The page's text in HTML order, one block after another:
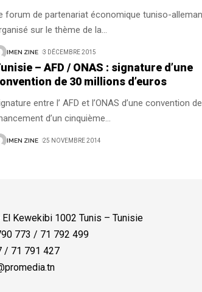
forum de partenariat économique tuniso-
sur le thème de la…
IMEN ZINE 3 DÉCEMBRE 2015
– AFD / ONAS : signature d’une
de 30 millions d’euros
entre l’ AFD et l’ONAS d’une convention de
d’un cinquième…
IMEN ZINE 25 NOVEMBRE 2014
El Kewekibi 1002 Tunis – Tunisie
773 / 71 792 499
/ 71 791 427